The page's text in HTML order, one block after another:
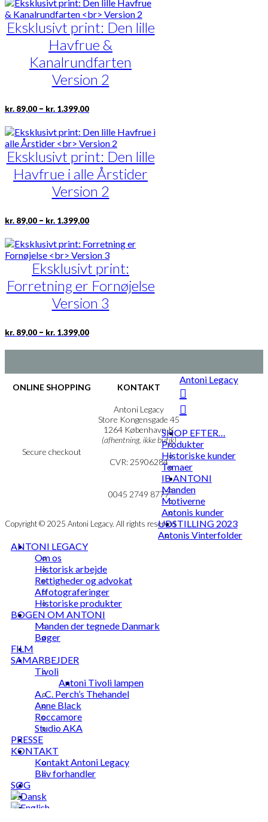
kr. 1.399,00
flere
varianter.
Mulighederne
kan
vælges
på
varesiden
Eksklusivt print: Den lille
Havfrue &
Kanalrundfarten
Version 2
kr. 89,00 – kr. 1.399,00Prisinterval:
kr. 89,00
kr. 1.399,00
Dette
vare
flere
varianter.
Mulighederne
kan
vælges
på
Eksklusivt print: Den lille
Havfrue i alle Årstider
Version 2
kr. 89,00 – kr. 1.399,00Prisinterval:
kr. 89,00
kr. 1.399,00
Dette
vare
flere
varianter.
Mulighederne
kan
vælges
på
Eksklusivt print:
Forretning er Fornøjelse
Version 3
kr. 89,00 – kr. 1.399,00Prisinterval:
kr. 89,00
til
Dette
vare
har
varianter.
Mulighederne
vælges
på
varesiden
ONLINE SHOPPING
Secure checkout
KONTAKT
Antoni Legacy
Store Kongensgade 45
1264 København K
(afhentning, ikke butik)
CVR: 25906284
mail@ibantoni.com
0045 2749 8777
Copyright © 2025 Antoni Legacy. All rights reserved
Antoni Legacy
SHOP EFTER…
Produkter
Historiske kunder
Temaer
IB ANTONI
Manden
Motiverne
Antonis kunder
UDSTILLING 2023
Antonis Vinterfolder
ANTONI LEGACY
Om os
Historisk arbejde
Rettigheder og advokat
Affotograferinger
Historiske produkter
BOGEN OM ANTONI
Manden der tegnede Danmark
Bøger
FILM
SAMARBEJDER
Tivoli
Antoni Tivoli lampen
A. C. Perch’s Thehandel
Anne Black
Roccamore
Studio AKA
PRESSE
KONTAKT
Kontakt Antoni Legacy
Bliv forhandler
SØG